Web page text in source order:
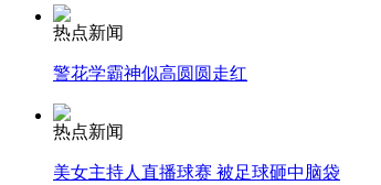
纽约上演“枕头大战”
司机酒驾遇交警 急速倒车逃窜
热点新闻
警花学霸神似高圆圆走红
热点新闻
美女主持人直播球赛 被足球砸中脑袋